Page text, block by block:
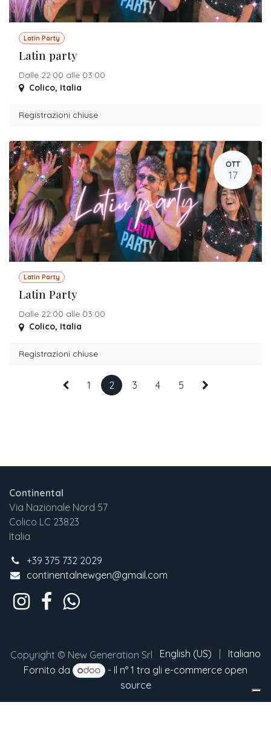
Latin Party
Latin party
Dalle 22:00 alle 03:00
Colico, Italia
Registrazioni chiuse
OTT
17
Latin Party
Latin Party
Dalle 22:00 alle 03:00
Colico, Italia
Registrazioni chiuse
1 2 3 4 5
Continental
Via Nazionale Nord 57
Colico LC 23823
Italia
+39 375 732 2029
continentalnewgen@gmail.com
Copyright © New Generation Srl English (US) |
Italiano
Fornito da
- Il n° 1 tra gli e-commerce open
source